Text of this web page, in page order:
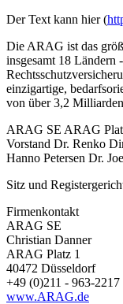
Der Text kann hier (
Die ARAG ist das
insgesamt 18
einzigartige,
von über 3,2
ARAG SE ARAG
Vorstand Dr. Renko
Hanno Petersen Dr.
Sitz und
Firmenkontakt
ARAG SE
Christian Danner
ARAG Platz 1
40472 Düsseldorf
+49 (0)211 - 963-2217
www.ARAG.de